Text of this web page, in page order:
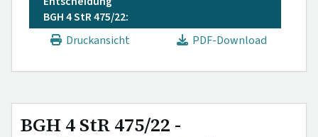
BGH 4 StR 475/22:
Druckansicht
PDF-Download
BGH 4 StR 475/22 -